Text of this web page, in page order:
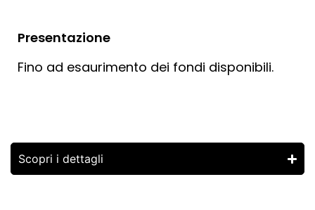
Presentazione
Fino ad esaurimento dei fondi disponibili.
Scopri i dettagli